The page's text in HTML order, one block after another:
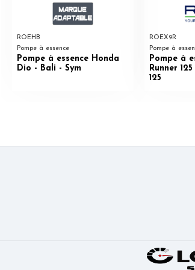
ROEHB
Pompe à essence
Pompe à essence Honda
Dio - Bali - Sym
ROEX9R
Pompe à
Pompe à
Runner
125